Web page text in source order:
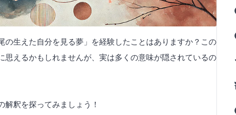
の生えた自分を見る夢」を経験したことはありますか？この
思えるかもしれませんが、実は多くの意味が隠されているの
解釈を探ってみましょう！